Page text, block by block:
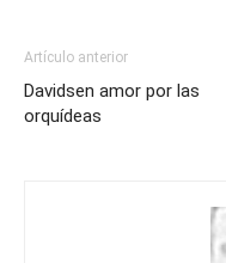
Artículo anterior
Davidsen amor por las
orquídeas